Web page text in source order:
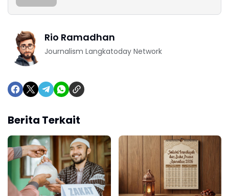
Rio Ramadhan
Journalism Langkatoday Network
Berita Terkait